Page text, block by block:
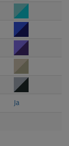
Ja